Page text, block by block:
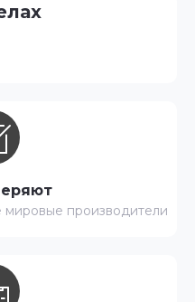
мировые производители